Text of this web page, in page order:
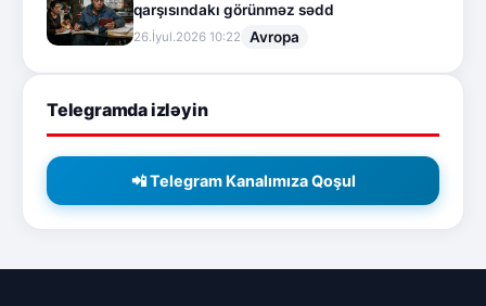
qarşısındakı görünməz sədd
26.İyul.2026 10:22 Avropa
Telegramda izləyin
📲 Telegram Kanalımıza Qoşul